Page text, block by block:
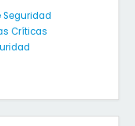
Seguridad
Críticas